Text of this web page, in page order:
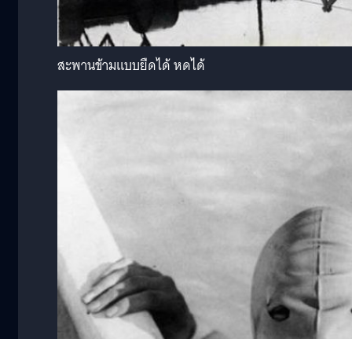
สะพานข้ามแบบยืดได้ หดได้